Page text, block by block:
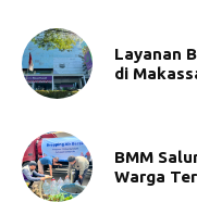
Layanan
di
BMM
Warga